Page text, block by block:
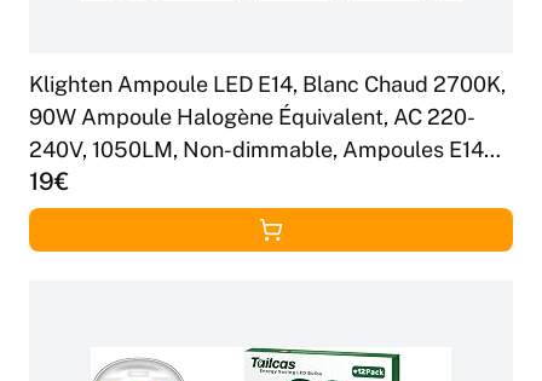
Klighten Ampoule LED E14, Blanc Chaud 2700K,
90W Ampoule Halogène Équivalent, AC 220-
240V, 1050LM, Non-dimmable, Ampoules E14
pour Chambre Salon Cuisine Jardin Couloir, Lot
de 6
19€